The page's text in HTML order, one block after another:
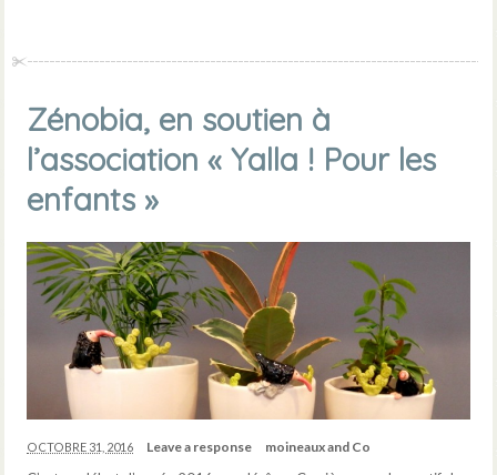
Zénobia, en soutien à
l’association « Yalla ! Pour les
enfants »
OCTOBRE 31, 2016 Leave a response moineaux and Co